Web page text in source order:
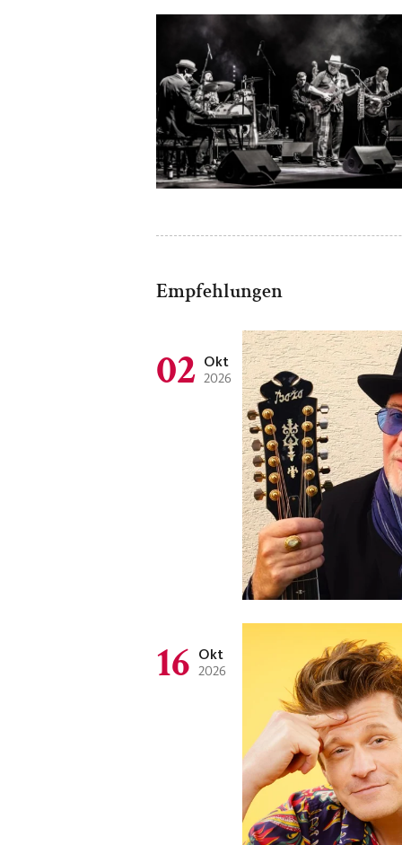
Empfehlungen
02 Okt
2026
16 Okt
2026